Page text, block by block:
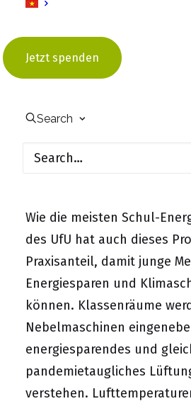
Jetzt spenden
Search
Hauptziel des Projekts ist,
Handlungsmöglichkeiten im
Ressourcenverbrauch zu
bestimmte
zum Klimaschutz beitragen
Wie die meisten Schul-
des UfU hat auch dieses
Praxisanteil, damit junge
Energiesparen und
können. Klassenräume
Nebelmaschinen
energiesparendes und
pandemietaugliches
verstehen.